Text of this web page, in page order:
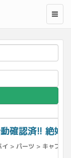
確認済!! 絶好
> パーツ > キャブレ